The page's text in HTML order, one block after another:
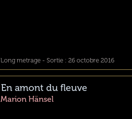
Long metrage - Sortie : 26 octobre 2016
En amont du fleuve
Marion Hänsel